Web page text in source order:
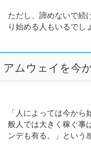
ただし、諦めないで続
り始める人もいるでし
アムウェイを今
「人によっては今か
般人では大きく稼ぐ事
ンデも有る。」という